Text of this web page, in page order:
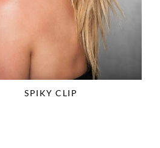
SPIKY CLIP